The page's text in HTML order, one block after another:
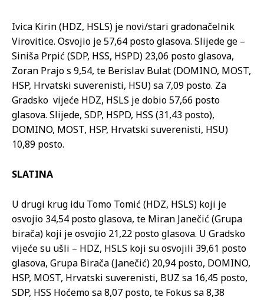
Ivica Kirin (HDZ, HSLS) je novi/stari gradonačelnik
Virovitice. Osvojio je 57,64 posto glasova. Slijede ge –
Siniša Prpić (SDP, HSS, HSPD) 23,06 posto glasova,
Zoran Prajo s 9,54, te Berislav Bulat (DOMINO, MOST,
HSP, Hrvatski suverenisti, HSU) sa 7,09 posto. Za
Gradsko vijeće HDZ, HSLS je dobio 57,66 posto
glasova. Slijede, SDP, HSPD, HSS (31,43 posto),
DOMINO, MOST, HSP, Hrvatski suverenisti, HSU)
10,89 posto.
SLATINA
U drugi krug idu Tomo Tomić (HDZ, HSLS) koji je
osvojio 34,54 posto glasova, te Miran Janečić (Grupa
birača) koji je osvojio 21,22 posto glasova. U Gradsko
vijeće su ušli – HDZ, HSLS koji su osvojili 39,61 posto
glasova, Grupa Birača (Janečić) 20,94 posto, DOMINO,
HSP, MOST, Hrvatski suverenisti, BUZ sa 16,45 posto,
SDP, HSS Hoćemo sa 8,07 posto, te Fokus sa 8,38